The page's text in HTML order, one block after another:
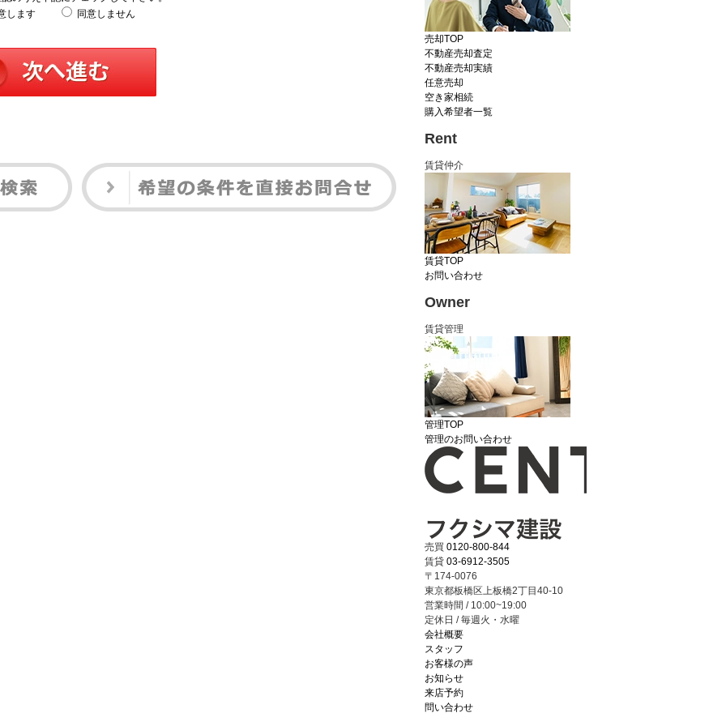
します
同意しません
売却TOP
不動産売却査定
不動産売却実績
任意売却
空き家相続
購入希望者一覧
Rent
賃貸仲介
賃貸TOP
お問い合わせ
Owner
賃貸管理
管理TOP
管理のお問い合わせ
売買 0120-800-844
賃貸 03-6912-3505
〒174-0076
東京都板橋区上板橋2丁目40-10
営業時間 / 10:00~19:00
定休日 / 毎週火・水曜
会社概要
スタッフ
お客様の声
お知らせ
来店予約
問い合わせ